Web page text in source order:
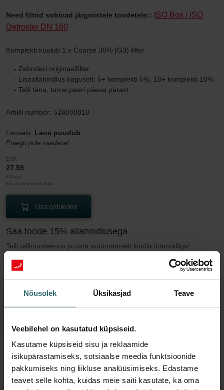
Nõusolek Üksikasjad Teave
Veebilehel on kasutatud küpsiseid.
Kasutame küpsiseid sisu ja reklaamide
isikupärastamiseks, sotsiaalse meedia funktsioonide
pakkumiseks ning liikluse analüüsimiseks. Edastame
teavet selle kohta, kuidas meie saiti kasutate, ka oma
Need filtrid sobivad järgmistele toodetele::
ISO Box / ISO
Defroster DN 160
Komplekti kuulub 1 x Coarse 30% (G3) filter.
- Zehnderi originaalfilter
- Lisaallahindlus koguselt: 5+ komplekti 5%, 10+ komplekti 10%.
- Telli täna, tarne paari päeva pärast
Artikli number: 524000810
Laoseis: Laos puudub
Praegu pole saadaval
EUR
27.59
KM-ga
ilma transpordikuluta
Lisa ostukorvi
Saa toode 15% allahindlusega
Telli tellimusteenus ja osta automaatselt kindla intervalliga!
23.45 27.59
ilma transpordikuluta
Rohkem infot meie Filter Coarse 30% (G3)
kohta